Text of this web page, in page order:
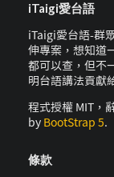
iTaigi愛台語
iTaigi愛台語-群
伸專案，想知道
都可以查，但不
明台語講法貢獻
程式授權 MIT，
by BootStrap 5.
條款